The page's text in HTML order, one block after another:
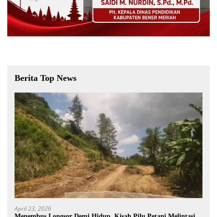
Berita Top News
April 23, 2026